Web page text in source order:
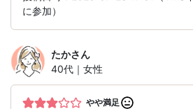
に参加）
たかさん
40代｜女性
やや満足